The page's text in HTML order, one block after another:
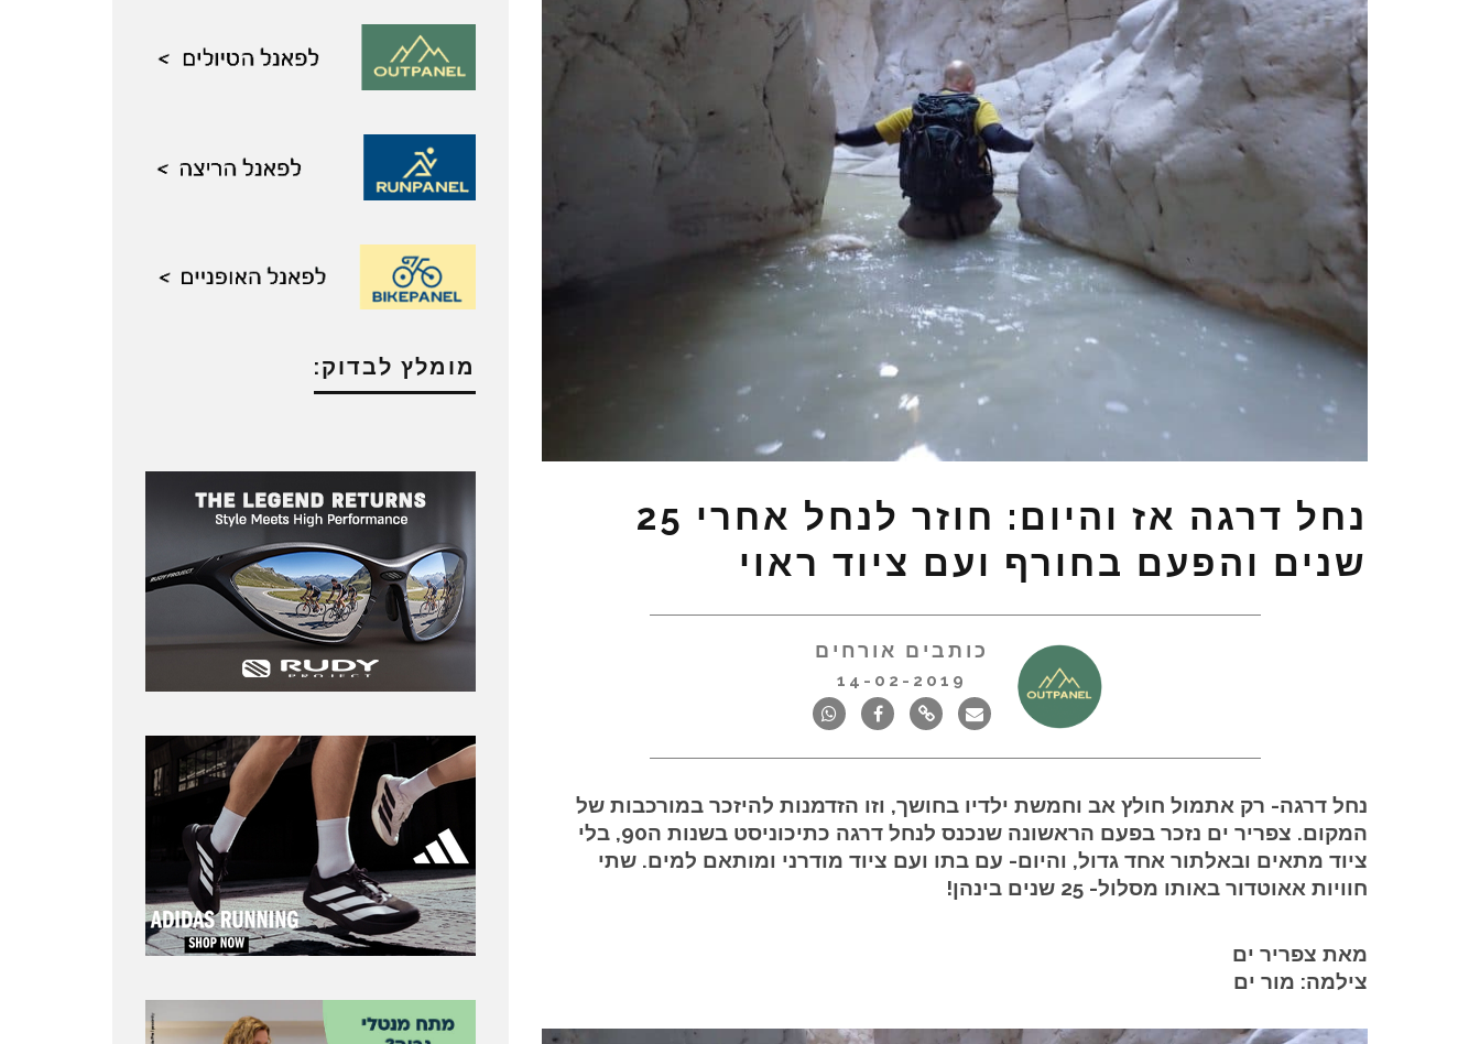
נחל דרגה אז והיום: חוזר לנחל אחרי 25
שנים והפעם בחורף ועם ציוד ראוי
כותבים אורחים
14-02-2019
נחל דרגה- רק אתמול חולץ אב וחמשת ילדיו בחושך, וזו הזדמנות להיזכר במורכבות של
המקום. צפריר ים נזכר בפעם הראשונה שנכנס לנחל דרגה כתיכוניסט בשנות ה90, בלי
ציוד מתאים ובאלתור אחד גדול, והיום- עם בתו ועם ציוד מודרני ומותאם למים. שתי
חוויות אאוטדור באותו מסלול- 25 שנים בינהן!
מאת צפריר ים
צילמה: מור ים
מומלץ לבדוק: